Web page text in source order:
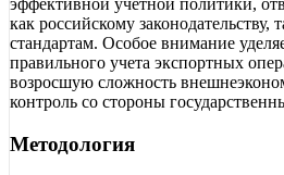
эффективной учетной политики,
как российскому
стандартам. Особое внимание
правильного учета экспортных
возросшую сложность
контроль со стороны
Методология